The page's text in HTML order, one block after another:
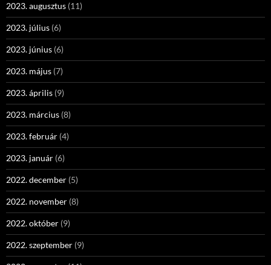
2023. augusztus (11)
2023. július (6)
2023. június (6)
2023. május (7)
2023. április (9)
2023. március (8)
2023. február (4)
2023. január (6)
2022. december (5)
2022. november (8)
2022. október (9)
2022. szeptember (9)